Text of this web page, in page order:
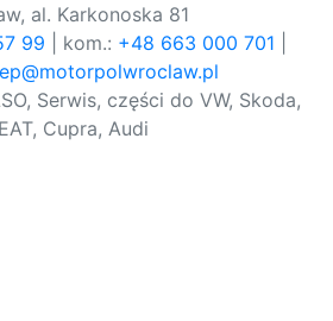
al. Karkonoska 81
99 | kom.: +48 663 000 701
Serwis, części do VW, Skoda,
Cupra, Audi